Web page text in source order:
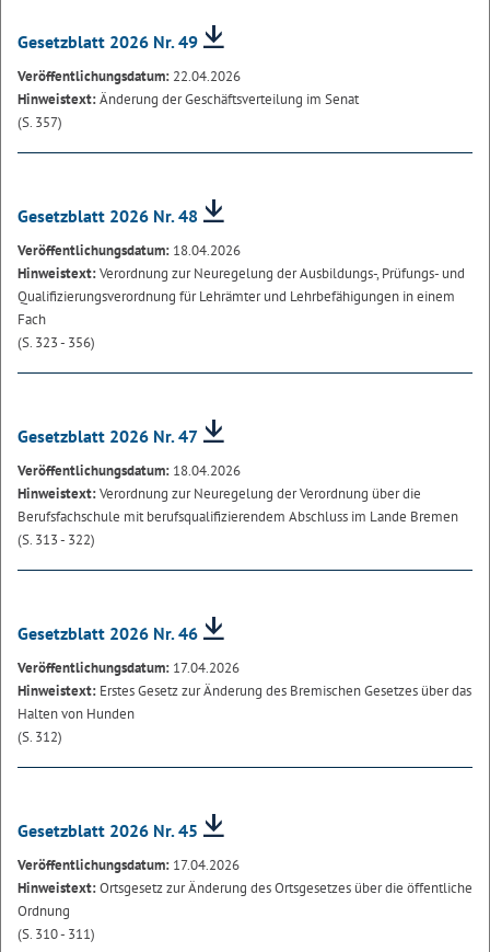
Gesetzblatt 2026 Nr. 49
Veröffentlichungsdatum: 22.04.2026
Hinweistext:Änderung der Geschäftsverteilung im Senat
(S. 357)
Gesetzblatt 2026 Nr. 48
Veröffentlichungsdatum: 18.04.2026
Hinweistext:Verordnung zur Neuregelung der Ausbildungs-, Prüfungs- und
Qualifizierungsverordnung für Lehrämter und Lehrbefähigungen in einem
Fach
(S. 323 - 356)
Gesetzblatt 2026 Nr. 47
Veröffentlichungsdatum: 18.04.2026
Hinweistext:Verordnung zur Neuregelung der Verordnung über die
Berufsfachschule mit berufsqualifizierendem Abschluss im Lande Bremen
(S. 313 - 322)
Gesetzblatt 2026 Nr. 46
Veröffentlichungsdatum: 17.04.2026
Hinweistext: Erstes Gesetz zur Änderung des Bremischen Gesetzes über das
Halten von Hunden
(S. 312)
Gesetzblatt 2026 Nr. 45
Veröffentlichungsdatum: 17.04.2026
Hinweistext:Ortsgesetz zur Änderung des Ortsgesetzes über die öffentliche
Ordnung
(S. 310 - 311)